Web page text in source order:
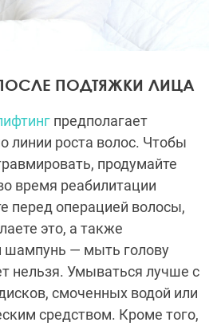
ПОДТЯЖКИ ЛИЦА
предполагает
линии роста волос. Чтобы
продумайте
время реабилитации
перед операцией волосы,
это, а также
шампунь — мыть голову
нельзя. Умываться лучше с
смоченных водой или
средством. Кроме того,